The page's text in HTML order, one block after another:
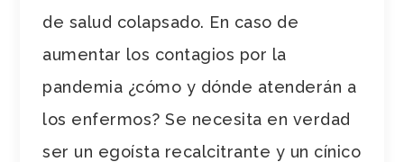
de salud colapsado. En caso de
aumentar los contagios por la
pandemia ¿cómo y dónde atenderán a
los enfermos? Se necesita en verdad
ser un egoísta recalcitrante y un cínico